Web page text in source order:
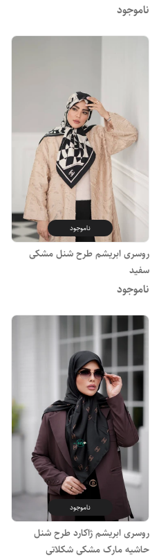
ناموجود
ناموجود
روسری ابریشم طرح شنل مشکی
سفید
ناموجود
ناموجود
روسری ابریشم ژاکارد طرح شنل
حاشیه مارک مشکی شکلاتی